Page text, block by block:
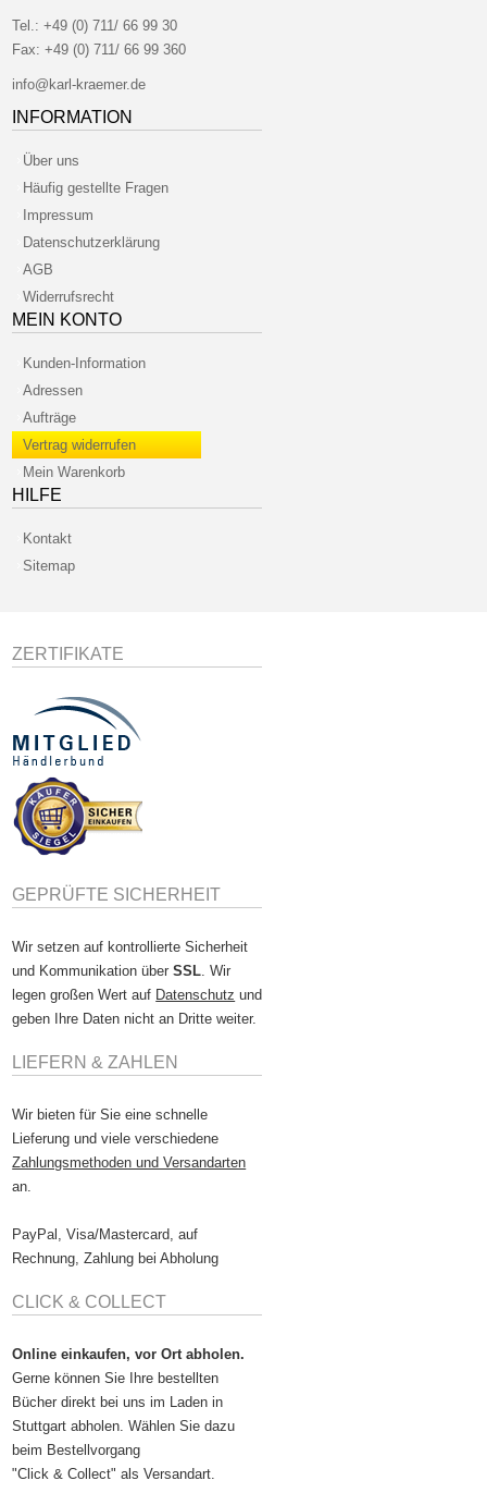
Tel.:+49 (0) 711/ 66 99 30
Fax: +49 (0) 711/ 66 99 360
info@karl-kraemer.de
INFORMATION
Über uns
Häufig gestellte Fragen
Impressum
Datenschutzerklärung
AGB
Widerrufsrecht
MEIN KONTO
Kunden-Information
Adressen
Aufträge
Vertrag widerrufen
Mein Warenkorb
HILFE
Kontakt
Sitemap
ZERTIFIKATE
GEPRÜFTE SICHERHEIT
Wir setzen auf kontrollierte Sicherheit
und Kommunikation überSSL . Wir
legen großen Wert auf Datenschutz und
geben Ihre Daten nicht an Dritte weiter.
LIEFERN & ZAHLEN
Wir bieten für Sie eine schnelle
Lieferung und viele verschiedene
Zahlungsmethoden und Versandarten
an.
PayPal, Visa/Mastercard, auf
Rechnung, Zahlung bei Abholung
CLICK & COLLECT
Online einkaufen, vor Ort abholen.
Gerne können Sie Ihre bestellten
Bücher direkt bei uns im Laden in
Stuttgart abholen. Wählen Sie dazu
beim Bestellvorgang
"Click & Collect" als Versandart.